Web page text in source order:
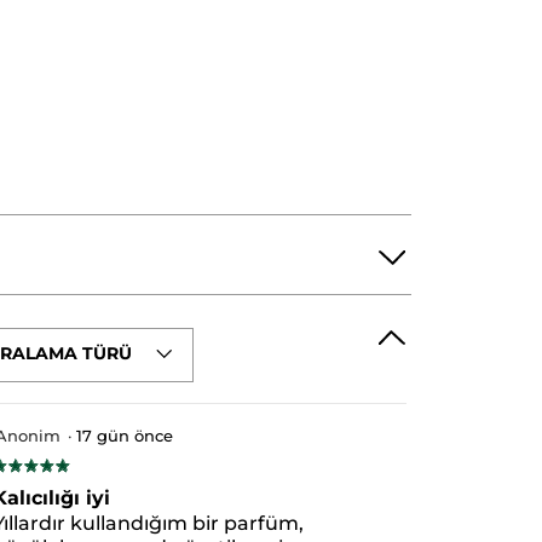
BENZOATE ISOEUGENOL
TÜRÜ
yıldız.
· 17 gün önce
iyi
kullandığım bir parfüm,